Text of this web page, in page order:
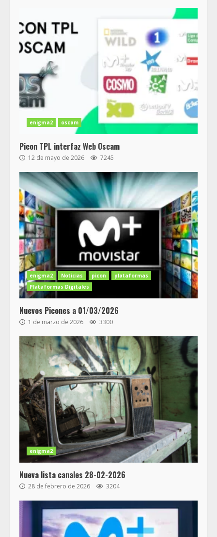
enigma2 oscam
Picon TPL interfaz Web Oscam
12 de mayo de 2026 7245
enigma2 Noticias picon
plataformas
Plataformas Digitales
Nuevos Picones a 01/03/2026
1 de marzo de 2026 3300
enigma2
Nueva lista canales 28-02-2026
28 de febrero de 2026 3204